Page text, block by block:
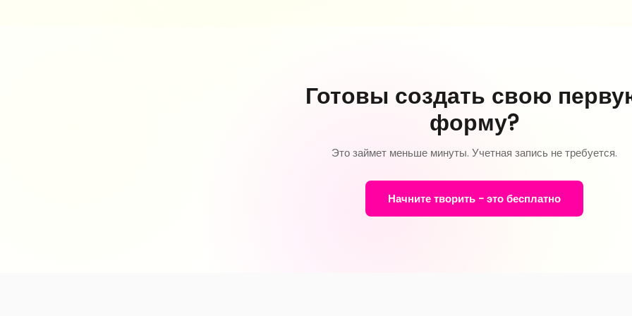
Готовы создать свою
форму?
Это займет меньше минуты. Учетная запись не требуется.
Начните творить - это бесплатно